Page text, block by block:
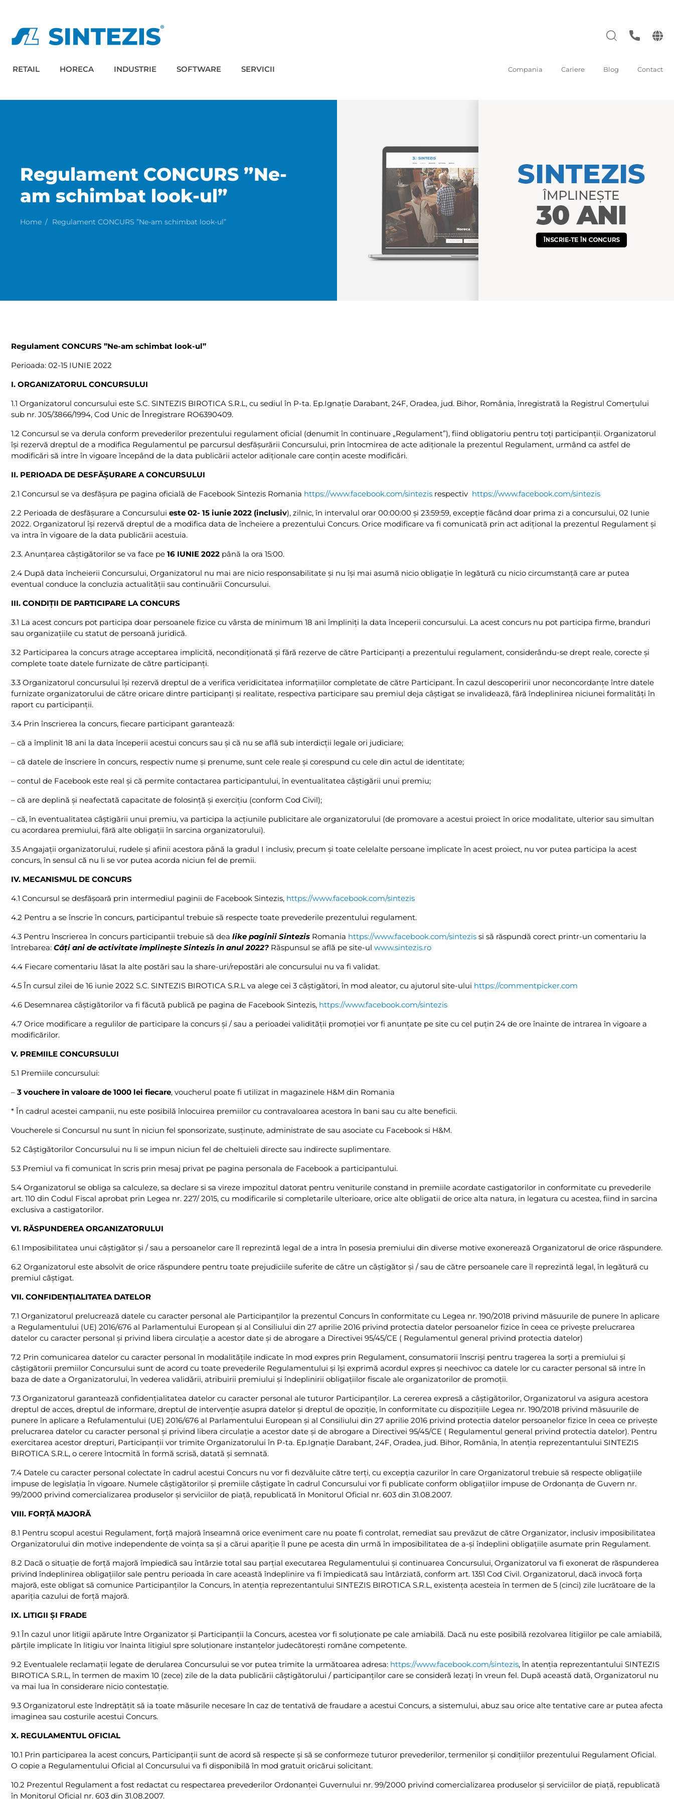
RETAIL HORECA INDUSTRIE SOFTWARE SERVICII Compania Cariere Blog Contact
Regulament CONCURS ”Ne-
am schimbat look-ul”
Home Regulament CONCURS ”Ne-am schimbat look-ul”
Regulament CONCURS ”Ne-am schimbat look-ul”
Perioada: 02-15 IUNIE 2022
I. ORGANIZATORUL CONCURSULUI
1.1 Organizatorul concursului este S.C. SINTEZIS BIROTICA S.R.L, cu sediul în P-ta. Ep.Ignaţie Darabant, 24F, Oradea, jud. Bihor, România, înregistrată la Registrul Comerţului
sub nr. J05/3866/1994, Cod Unic de Înregistrare RO6390409.
1.2 Concursul se va derula conform prevederilor prezentului regulament oficial (denumit în continuare „Regulament”), fiind obligatoriu pentru toţi participanţii. Organizatorul
îşi rezervă dreptul de a modifica Regulamentul pe parcursul desfăşurării Concursului, prin întocmirea de acte adiţionale la prezentul Regulament, urmând ca astfel de
modificări să intre în vigoare începând de la data publicării actelor adiţionale care conţin aceste modificări.
II. PERIOADA DE DESFĂŞURARE A CONCURSULUI
2.1 Concursul se va desfăşura pe pagina oficială de Facebook Sintezis Romania https://www.facebook.com/sintezis respectiv https://www.facebook.com/sintezis
2.2 Perioada de desfăşurare a Concursului este 02- 15 iunie 2022 (inclusiv), zilnic, în intervalul orar 00:00:00 şi 23:59:59, excepţie făcând doar prima zi a concursului, 02 Iunie
2022. Organizatorul îşi rezervă dreptul de a modifica data de încheiere a prezentului Concurs. Orice modificare va fi comunicată prin act adiţional la prezentul Regulament şi
va intra în vigoare de la data publicării acestuia.
2.3. Anunţarea câştigătorilor se va face pe 16 IUNIE 2022 până la ora 15:00.
2.4 După data încheierii Concursului, Organizatorul nu mai are nicio responsabilitate şi nu îşi mai asumă nicio obligaţie în legătură cu nicio circumstanţă care ar putea
eventual conduce la concluzia actualităţii sau continuării Concursului.
III. CONDIŢII DE PARTICIPARE LA CONCURS
3.1 La acest concurs pot participa doar persoanele fizice cu vârsta de minimum 18 ani împliniţi la data începerii concursului. La acest concurs nu pot participa firme, branduri
sau organizaţiile cu statut de persoană juridică.
3.2 Participarea la concurs atrage acceptarea implicită, necondiţionată şi fără rezerve de către Participanţi a prezentului regulament, considerându-se drept reale, corecte şi
complete toate datele furnizate de către participanţi.
3.3 Organizatorul concursului îşi rezervă dreptul de a verifica veridicitatea informaţiilor completate de către Participant. În cazul descoperirii unor neconcordanţe între datele
furnizate organizatorului de către oricare dintre participanţi şi realitate, respectiva participare sau premiul deja câştigat se invalidează, fără îndeplinirea niciunei formalități în
raport cu participanţii.
3.4 Prin înscrierea la concurs, fiecare participant garantează:
– că a împlinit 18 ani la data începerii acestui concurs sau şi că nu se află sub interdicţii legale ori judiciare;
– că datele de înscriere în concurs, respectiv nume şi prenume, sunt cele reale şi corespund cu cele din actul de identitate;
– contul de Facebook este real şi că permite contactarea participantului, în eventualitatea câştigării unui premiu;
– că are deplină şi neafectată capacitate de folosinţă şi exerciţiu (conform Cod Civil);
– că, în eventualitatea câştigării unui premiu, va participa la acţiunile publicitare ale organizatorului (de promovare a acestui proiect în orice modalitate, ulterior sau simultan
cu acordarea premiului, fără alte obligaţii în sarcina organizatorului).
3.5 Angajaţii organizatorului, rudele şi afinii acestora până la gradul I inclusiv, precum şi toate celelalte persoane implicate în acest proiect, nu vor putea participa la acest
concurs, în sensul că nu li se vor putea acorda niciun fel de premii.
IV. MECANISMUL DE CONCURS
4.1 Concursul se desfăşoară prin intermediul paginii de Facebook Sintezis, https://www.facebook.com/sintezis
4.2 Pentru a se înscrie în concurs, participantul trebuie să respecte toate prevederile prezentului regulament.
4.3 Pentru înscrierea în concurs participantii trebuie să dea like paginii Sintezis Romania https://www.facebook.com/sintezis si să răspundă corect printr-un comentariu la
întrebarea: Câți ani de activitate împlinește Sintezis în anul 2022? Răspunsul se află pe site-ul www.sintezis.ro
4.4 Fiecare comentariu lăsat la alte postări sau la share-uri/repostări ale concursului nu va fi validat.
4.5 În cursul zilei de 16 iunie 2022 S.C. SINTEZIS BIROTICA S.R.L va alege cei 3 câștigători, în mod aleator, cu ajutorul site-ului https://commentpicker.com
4.6 Desemnarea câștigătorilor va fi făcută publică pe pagina de Facebook Sintezis, https://www.facebook.com/sintezis
4.7 Orice modificare a regulilor de participare la concurs şi / sau a perioadei validităţii promoţiei vor fi anunţate pe site cu cel puţin 24 de ore înainte de intrarea în vigoare a
modificărilor.
V. PREMIILE CONCURSULUI
5.1 Premiile concursului:
– 3 vouchere în valoare de 1000 lei fiecare, voucherul poate fi utilizat in magazinele H&M din Romania
* În cadrul acestei campanii, nu este posibilă înlocuirea premiilor cu contravaloarea acestora în bani sau cu alte beneficii.
Voucherele si Concursul nu sunt în niciun fel sponsorizate, susținute, administrate de sau asociate cu Facebook si H&M.
5.2 Câştigătorilor Concursului nu li se impun niciun fel de cheltuieli directe sau indirecte suplimentare.
5.3 Premiul va fi comunicat în scris prin mesaj privat pe pagina personala de Facebook a participantului.
5.4 Organizatorul se obliga sa calculeze, sa declare si sa vireze impozitul datorat pentru veniturile constand in premiile acordate castigatorilor in conformitate cu prevederile
art. 110 din Codul Fiscal aprobat prin Legea nr. 227/ 2015, cu modificarile si completarile ulterioare, orice alte obligatii de orice alta natura, in legatura cu acestea, fiind in sarcina
exclusiva a castigatorilor.
VI. RĂSPUNDEREA ORGANIZATORULUI
6.1 Imposibilitatea unui câştigător şi / sau a persoanelor care îl reprezintă legal de a intra în posesia premiului din diverse motive exonerează Organizatorul de orice răspundere.
6.2 Organizatorul este absolvit de orice răspundere pentru toate prejudiciile suferite de către un câştigător şi / sau de către persoanele care îl reprezintă legal, în legătură cu
premiul câştigat.
VII. CONFIDENŢIALITATEA DATELOR
7.1 Organizatorul prelucrează datele cu caracter personal ale Participanţilor la prezentul Concurs în conformitate cu Legea nr. 190/2018 privind măsuurile de punere în aplicare
a Regulamentului (UE) 2016/676 al Parlamentului European și al Consiliului din 27 aprilie 2016 privind protectia datelor persoanelor fizice în ceea ce privește prelucrarea
datelor cu caracter personal și privind libera circulație a acestor date și de abrogare a Directivei 95/45/CE ( Regulamentul general privind protectia datelor)
7.2 Prin comunicarea datelor cu caracter personal în modalităţile indicate în mod expres prin Regulament, consumatorii înscrişi pentru tragerea la sorţi a premiului şi
câştigătorii premiilor Concursului sunt de acord cu toate prevederile Regulamentului şi îşi exprimă acordul expres şi neechivoc ca datele lor cu caracter personal să intre în
baza de date a Organizatorului, în vederea validării, atribuirii premiului şi îndeplinirii obligaţiilor fiscale ale organizatorilor de promoţii.
7.3 Organizatorul garantează confidenţialitatea datelor cu caracter personal ale tuturor Participanţilor. La cererea expresă a câştigătorilor, Organizatorul va asigura acestora
dreptul de acces, dreptul de informare, dreptul de intervenţie asupra datelor şi dreptul de opoziţie, în conformitate cu dispoziţiile Legea nr. 190/2018 privind măsuurile de
punere în aplicare a Refulamentului (UE) 2016/676 al Parlamentului European și al Consiliului din 27 aprilie 2016 privind protectia datelor persoanelor fizice în ceea ce privește
prelucrarea datelor cu caracter personal și privind libera circulație a acestor date și de abrogare a Directivei 95/45/CE ( Regulamentul general privind protectia datelor). Pentru
exercitarea acestor drepturi, Participanţii vor trimite Organizatorului în P-ta. Ep.Ignaţie Darabant, 24F, Oradea, jud. Bihor, România, în atenţia reprezentantului SINTEZIS
BIROTICA S.R.L, o cerere întocmită în formă scrisă, datată şi semnată.
7.4 Datele cu caracter personal colectate în cadrul acestui Concurs nu vor fi dezvăluite către terţi, cu excepţia cazurilor în care Organizatorul trebuie să respecte obligaţiile
impuse de legislaţia în vigoare. Numele câștigătorilor şi premiile câştigate în cadrul Concursului vor fi publicate conform obligaţiilor impuse de Ordonanţa de Guvern nr.
99/2000 privind comercializarea produselor şi serviciilor de piaţă, republicată în Monitorul Oficial nr. 603 din 31.08.2007.
VIII. FORŢĂ MAJORĂ
8.1 Pentru scopul acestui Regulament, forţă majoră înseamnă orice eveniment care nu poate fi controlat, remediat sau prevăzut de către Organizator, inclusiv imposibilitatea
Organizatorului din motive independente de voinţa sa şi a cărui apariţie îl pune pe acesta din urmă în imposibilitatea de a-şi îndeplini obligaţiile asumate prin Regulament.
8.2 Dacă o situaţie de forţă majoră împiedică sau întârzie total sau parţial executarea Regulamentului şi continuarea Concursului, Organizatorul va fi exonerat de răspunderea
privind îndeplinirea obligaţiilor sale pentru perioada în care această îndeplinire va fi împiedicată sau întârziată, conform art. 1351 Cod Civil. Organizatorul, dacă invocă forţa
majoră, este obligat să comunice Participanţilor la Concurs, în atenţia reprezentantului SINTEZIS BIROTICA S.R.L, existenţa acesteia în termen de 5 (cinci) zile lucrătoare de la
apariţia cazului de forţă majoră.
IX. LITIGII ŞI FRADE
9.1 În cazul unor litigii apărute între Organizator şi Participanţii la Concurs, acestea vor fi soluţionate pe cale amiabilă. Dacă nu este posibilă rezolvarea litigiilor pe cale amiabilă,
părţile implicate în litigiu vor înainta litigiul spre soluţionare instanţelor judecătoreşti române competente.
9.2 Eventualele reclamaţii legate de derularea Concursului se vor putea trimite la următoarea adresa: https://www.facebook.com/sintezis, în atenţia reprezentantului SINTEZIS
BIROTICA S.R.L, în termen de maxim 10 (zece) zile de la data publicării câştigătorului / participanților care se consideră lezaţi în vreun fel. După această dată, Organizatorul nu
va mai lua în considerare nicio contestaţie.
9.3 Organizatorul este îndreptăţit să ia toate măsurile necesare în caz de tentativă de fraudare a acestui Concurs, a sistemului, abuz sau orice alte tentative care ar putea afecta
imaginea sau costurile acestui Concurs.
X. REGULAMENTUL OFICIAL
10.1 Prin participarea la acest concurs, Participanţii sunt de acord să respecte şi să se conformeze tuturor prevederilor, termenilor şi condiţiilor prezentului Regulament Oficial.
O copie a Regulamentului Oficial al Concursului va fi disponibilă în mod gratuit oricărui solicitant.
10.2 Prezentul Regulament a fost redactat cu respectarea prevederilor Ordonanţei Guvernului nr. 99/2000 privind comercializarea produselor şi serviciilor de piaţă, republicată
în Monitorul Oficial nr. 603 din 31.08.2007.